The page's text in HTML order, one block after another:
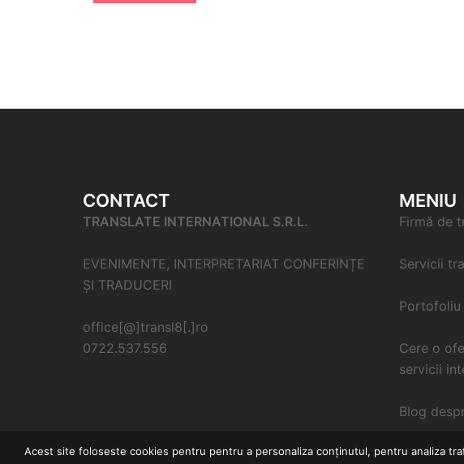
CONTACT
TRANSLATE INTERNATIONAL S.R.L.
EVENIMENTE, INTERPRETARIAT CONFERINȚE
ȘI TRADUCERI
office[@]transl8[.]ro
0722.537.556
MENIU
Firmă de
Servicii
Portofoliu
Cere o
servicii
Blog
Acest site foloseste cookies pentru pentru a personaliza conținutul, pentru analiza